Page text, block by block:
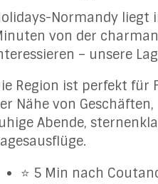
Normandy liegt
von der
– unsere
Region ist perfekt für
Nähe von
Abende,
⭐ 5 Min nach